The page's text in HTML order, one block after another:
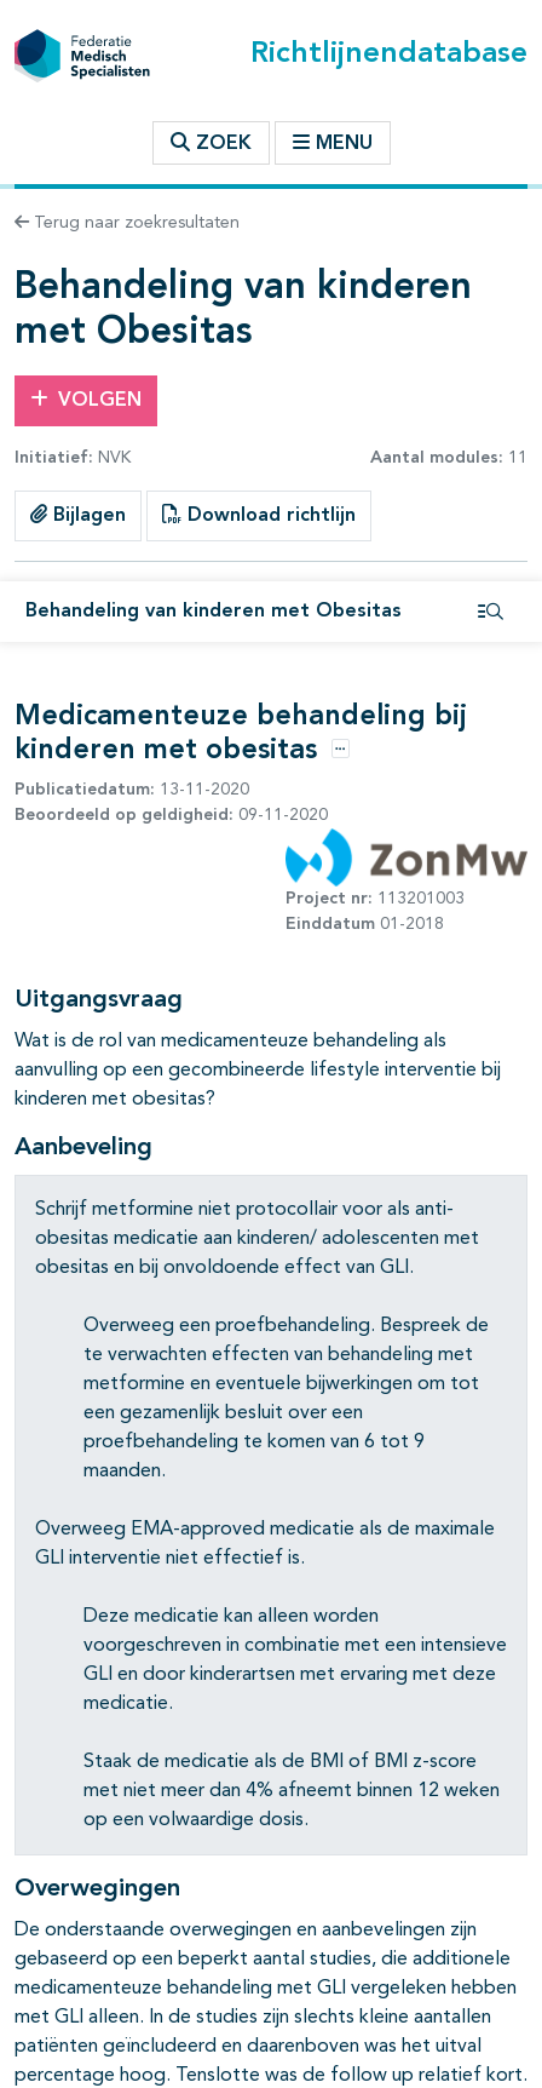
Richtlijnendatabase
ZOEK MENU
Terug naar zoekresultaten
Behandeling van kinderen
met Obesitas
VOLGEN
Initiatief: NVK Aantal modules: 11
Bijlagen Download richtlijn
Behandeling van kinderen met Obesitas
binnen deze richtlijn
Medicamenteuze behandeling bij
kinderen met obesitas
Opties
Publicatiedatum: 13-11-2020
Beoordeeld op geldigheid: 09-11-2020
Project nr: 113201003
Einddatum 01-2018
Uitgangsvraag
Wat is de rol van medicamenteuze behandeling als
aanvulling op een gecombineerde lifestyle interventie bij
kinderen met obesitas?
Aanbeveling
Schrijf metformine niet protocollair voor als anti-
obesitas medicatie aan kinderen/ adolescenten met
obesitas en bij onvoldoende effect van GLI.
Overweeg een proefbehandeling. Bespreek de
te verwachten effecten van behandeling met
metformine en eventuele bijwerkingen om tot
een gezamenlijk besluit over een
proefbehandeling te komen van 6 tot 9
maanden.
Overweeg EMA-approved medicatie als de maximale
GLI interventie niet effectief is.
Deze medicatie kan alleen worden
voorgeschreven in combinatie met een intensieve
GLI en door kinderartsen met ervaring met deze
medicatie.
Staak de medicatie als de BMI of BMI z-score
met niet meer dan 4% afneemt binnen 12 weken
op een volwaardige dosis.
Overwegingen
De onderstaande overwegingen en aanbevelingen zijn
gebaseerd op een beperkt aantal studies, die additionele
medicamenteuze behandeling met GLI vergeleken hebben
met GLI alleen. In de studies zijn slechts kleine aantallen
patiënten geïncludeerd en daarenboven was het uitval
percentage hoog. Tenslotte was de follow up relatief kort.